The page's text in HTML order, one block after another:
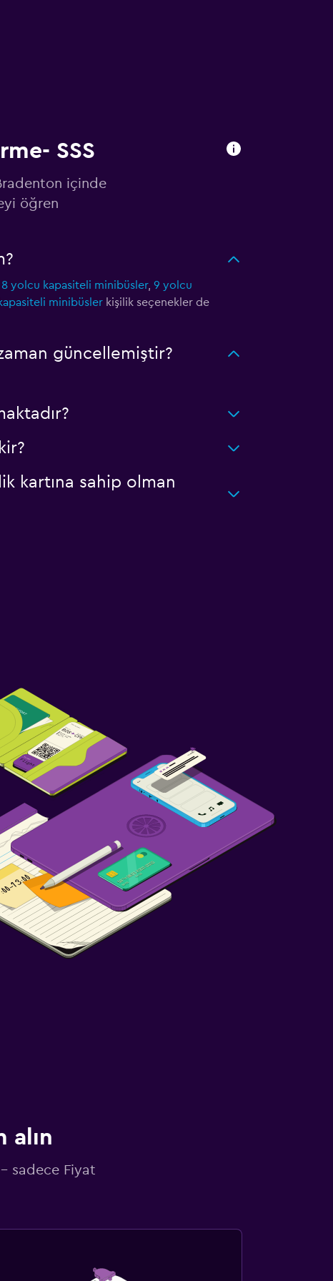
SSS
içinde
öğren
8 yolcu kapasiteli minibüsler, 9 yolcu
minibüslerkişilik seçenekler de
güncellemiştir?
kartına sahip olman
alın
sadece Fiyat